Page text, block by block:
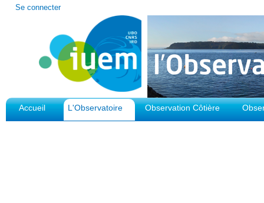
Outils
Se connecter
Accueil L'Observatoire Observation Côtière